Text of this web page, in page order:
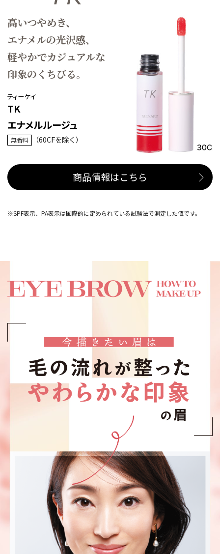
高いつやめき、
エナメルの光沢感、
軽やかでカジュアルな
印象のくちびる。
ティーケイ
TK
エナメルルージュ
無香料 （60CFを除く）
商品情報はこちら
※SPF表示、PA表示は国際的に定められている試験法で測定した値です。